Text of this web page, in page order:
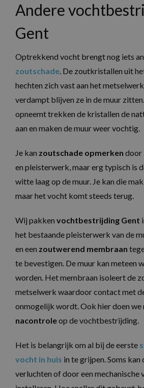
Andere
Gent
Optrekkend vocht brengt nog iets
zoutschade. De zoutkristallen uit
hechten zich vast aan het
verdampt blijven ze in de muur
opneemt trekken de kristallen de
aan en maken de muur weer vochtig.
Je kan zoutschade opmerken door
en pleisterwerk, maar erg typisch is
witte laag op de muur. Je kan die
maar het vocht komt steeds terug.
Wij pakken vochtbestrijding Gent
het bestaande pleisterwerk van de
en een zoutwerend membraan
te bevestigen. De muur kan meteen
worden. Het membraan isoleert de
metselwerk waardoor contact met
onmogelijk wordt. Ook hier doen we
nacontroleop de vochtbestrijding.
Het is belangrijk om al bij de eerste
vocht in huis in te grijpen. Soms
verluchten of door een